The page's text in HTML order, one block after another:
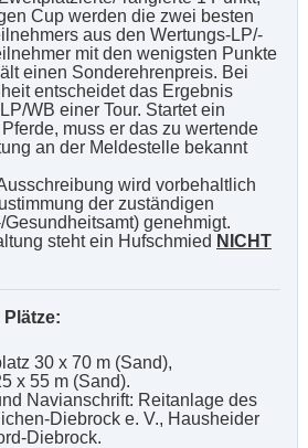
Cup werden die zwei besten
aus den Wertungs-LP/-
mit den wenigsten Punkte
einen Sonderehrenpreis. Bei
entscheidet das Ergebnis
WB einer Tour. Startet ein
muss er das zu wertende
an der Meldestelle bekannt
wird vorbehaltlich
der zuständigen
genehmigt.
steht ein Hufschmied NICHT
30 x 70 m (Sand),
x 55 m (Sand).
Navianschrift: Reitanlage des
Diebrock e. V., Hausheider
Diebrock.